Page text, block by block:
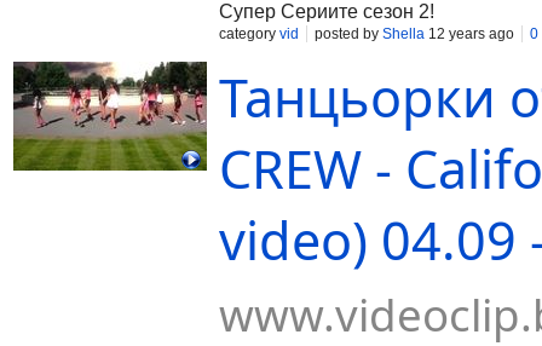
Супер Сериите сезон 2!
category vid posted by Shella 12 years ago 0
Танцьорки
CREW -
video) 04.09